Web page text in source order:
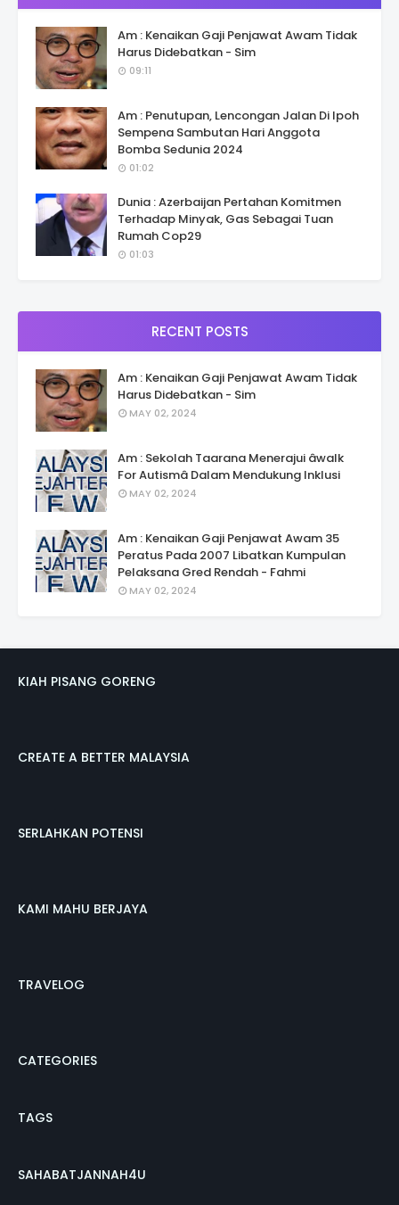
Am : Kenaikan Gaji Penjawat Awam Tidak
Harus Didebatkan - Sim
09:11
Am : Penutupan, Lencongan Jalan Di Ipoh
Sempena Sambutan Hari Anggota
Bomba Sedunia 2024
01:02
Dunia : Azerbaijan Pertahan Komitmen
Terhadap Minyak, Gas Sebagai Tuan
Rumah Cop29
01:03
RECENT POSTS
Am : Kenaikan Gaji Penjawat Awam Tidak
Harus Didebatkan - Sim
MAY 02, 2024
Am : Sekolah Taarana Menerajui âwalk
For Autismâ Dalam Mendukung Inklusi
MAY 02, 2024
Am : Kenaikan Gaji Penjawat Awam 35
Peratus Pada 2007 Libatkan Kumpulan
Pelaksana Gred Rendah - Fahmi
MAY 02, 2024
KIAH PISANG GORENG
CREATE A BETTER MALAYSIA
SERLAHKAN POTENSI
KAMI MAHU BERJAYA
TRAVELOG
CATEGORIES
TAGS
SAHABATJANNAH4U